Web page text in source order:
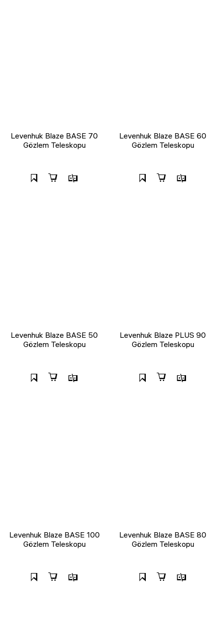
Levenhuk Blaze BASE 70
Gözlem Teleskopu
Levenhuk Blaze BASE 60
Gözlem Teleskopu
Levenhuk Blaze BASE 50
Gözlem Teleskopu
Levenhuk Blaze PLUS 90
Gözlem Teleskopu
Levenhuk Blaze BASE 100
Gözlem Teleskopu
Levenhuk Blaze BASE 80
Gözlem Teleskopu